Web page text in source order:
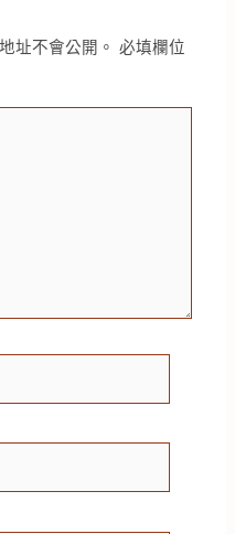
址不會公開。 必填欄位